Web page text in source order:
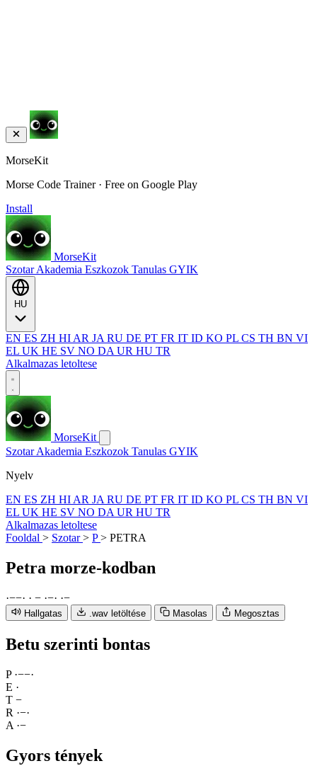
MorseKit
Morse Code Trainer · Free on Google Play
Install
MorseKit
SzotarAkademia Eszkozok Tanulas GYIK
EN ES ZH HI AR JA RU DE PT FR IT ID KO PL CS TH BN VI
EL UK HE SV NO DA UR HU TR
Alkalmazas letoltese
MorseKit
SzotarAkademia Eszkozok Tanulas GYIK
Nyelv
EN ES ZH HI AR JA RU DE PT FR IT ID KO PL CS TH BN VI
EL UK HE SV NO DA UR HU TR
Alkalmazas letoltese
Fooldal > Szotar> P> PETRA
Petra morze-kodban
·−−· · − ·−· ·−
Hallgatas .wav letöltése Masolas Megosztas
Betu szerinti bontas
P ·−−·
E ·
T −
R ·−·
A ·−
Gyors tények